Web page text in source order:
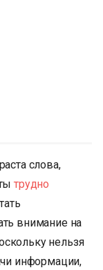
слова,
трудно
внимание на
нельзя
информации,